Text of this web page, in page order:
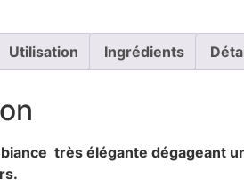
Utilisation Ingrédients
très élégante dégageant